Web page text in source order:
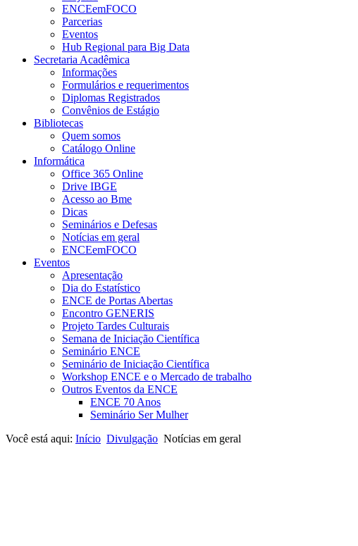
ENCEemFOCO
Parcerias
Eventos
Hub Regional para Big Data
Secretaria Acadêmica
Informações
Formulários e requerimentos
Diplomas Registrados
Convênios de Estágio
Bibliotecas
Quem somos
Catálogo Online
Informática
Office 365 Online
Drive IBGE
Acesso ao Bme
Dicas
Seminários e Defesas
Notícias em geral
ENCEemFOCO
Eventos
Apresentação
Dia do Estatístico
ENCE de Portas Abertas
Encontro GENERIS
Projeto Tardes Culturais
Semana de Iniciação Científica
Seminário ENCE
Seminário de Iniciação Científica
Workshop ENCE e o Mercado de trabalho
Outros Eventos da ENCE
ENCE 70 Anos
Seminário Ser Mulher
Você está aqui: Início Divulgação Notícias em geral